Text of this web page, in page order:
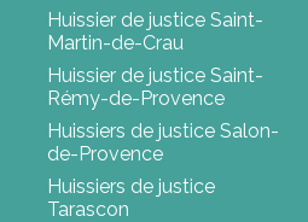
Huissier de justice Saint-
Martin-de-Crau
Huissier de justice Saint-
Rémy-de-Provence
Huissiers de justice Salon-
de-Provence
Huissiers de justice
Tarascon